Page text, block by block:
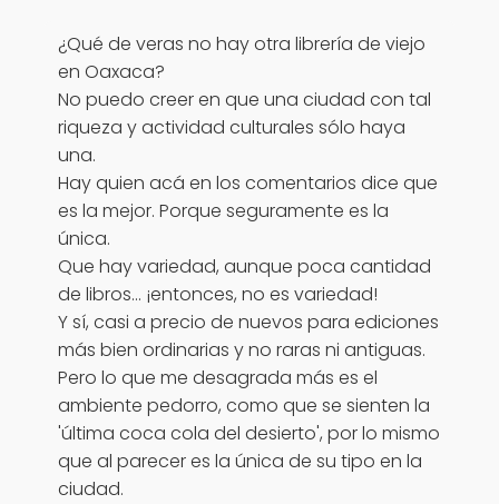
¿Qué de veras no hay otra librería de viejo
en Oaxaca?
No puedo creer en que una ciudad con tal
riqueza y actividad culturales sólo haya
una.
Hay quien acá en los comentarios dice que
es la mejor. Porque seguramente es la
única.
Que hay variedad, aunque poca cantidad
de libros... ¡entonces, no es variedad!
Y sí, casi a precio de nuevos para ediciones
más bien ordinarias y no raras ni antiguas.
Pero lo que me desagrada más es el
ambiente pedorro, como que se sienten la
'última coca cola del desierto', por lo mismo
que al parecer es la única de su tipo en la
ciudad.